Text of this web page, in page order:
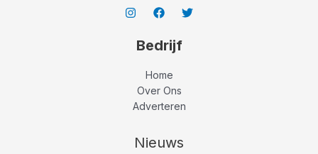
Bedrijf
Home
Over Ons
Adverteren
Nieuws